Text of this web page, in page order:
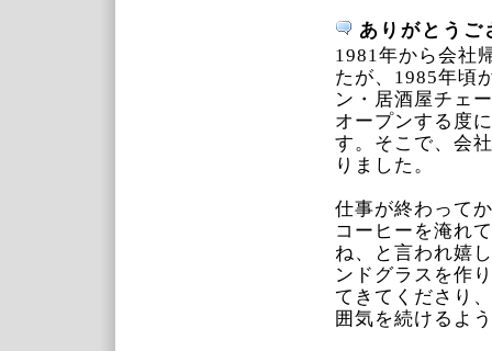
ありがとうご
1981年から会社
たが、1985年頃
ン・居酒屋チェ
オープンする度
す。そこで、会
りました。
仕事が終わって
コーヒーを淹れ
ね、と言われ嬉
ンドグラスを作
てきてくださり
囲気を続けるよ